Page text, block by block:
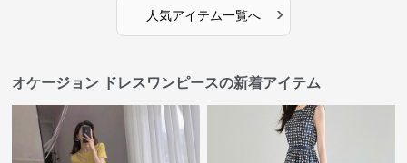
人気アイテム一覧へ ›
オケージョン ドレスワンピースの新着アイテム